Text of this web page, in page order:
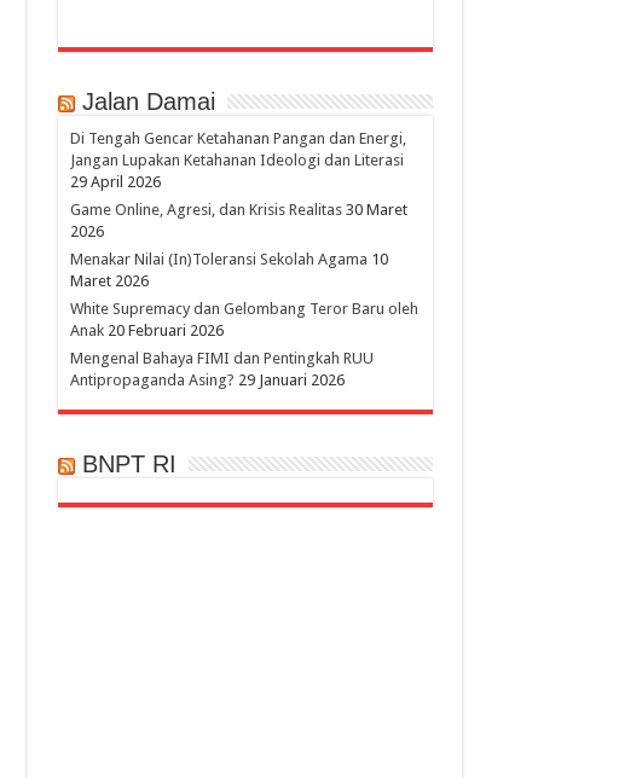
Jalan Damai
Di Tengah Gencar Ketahanan Pangan dan Energi,
Jangan Lupakan Ketahanan Ideologi dan Literasi
29 April 2026
Game Online, Agresi, dan Krisis Realitas 30 Maret
2026
Menakar Nilai (In)Toleransi Sekolah Agama 10
Maret 2026
White Supremacy dan Gelombang Teror Baru oleh
Anak 20 Februari 2026
Mengenal Bahaya FIMI dan Pentingkah RUU
Antipropaganda Asing? 29 Januari 2026
BNPT RI